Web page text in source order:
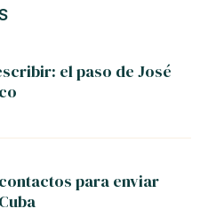
el paso de José
para enviar